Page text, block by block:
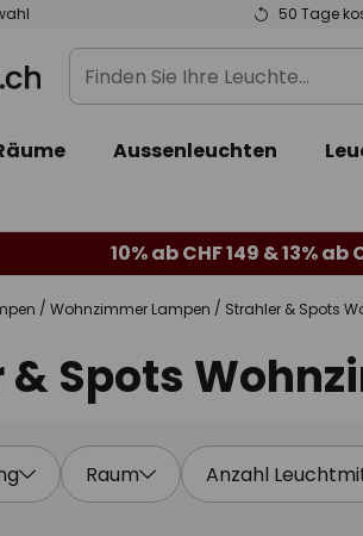
50 Tage
Finden
Sie
Leuchte...
Aussenleuchten
10% ab CHF 149 & 13% ab
Wohnzimmer Lampen Strahler & Spots
& Spots
Raum Anzahl